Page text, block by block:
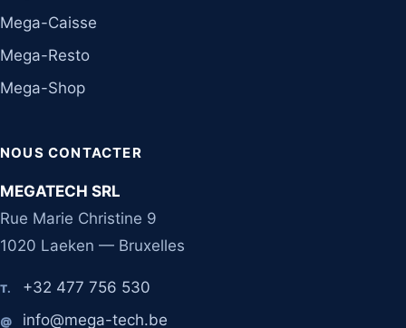
Mega-Caisse
Mega-Resto
Mega-Shop
NOUS CONTACTER
MEGATECH SRL
Rue Marie Christine 9
1020 Laeken — Bruxelles
T. +32 477 756 530
@ info@mega-tech.be